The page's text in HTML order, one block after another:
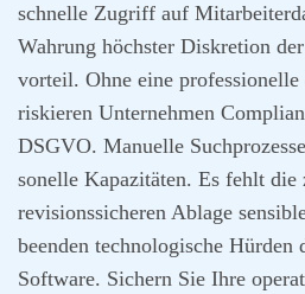
schnel­le Zugriff auf
Wah­rung höchs­ter Dis­kre­ti­on
vor­teil. Ohne eine
ris­kie­ren Unter­neh­men
DSGVO. Manu­el­le
so­nel­le Kapa­zi­tä­ten. Es fehlt
revi­si­ons­si­che­ren Abla­ge
been­den tech­no­lo­gi­sche
Soft­ware. Sichern Sie Ihre